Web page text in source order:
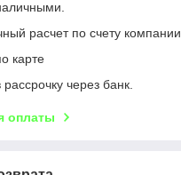
расчет по счету компании.
карте
через банк.
оплаты